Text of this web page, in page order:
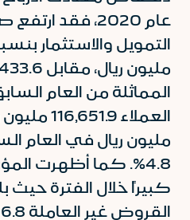
عام 2020، فقد
المماثلة من العام
مليون ريال في العام
4.8%. كما أظهرت
كبيراً خلال الفترة